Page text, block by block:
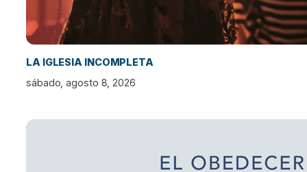
LA IGLESIA INCOMPLETA
sábado, agosto 8, 2026